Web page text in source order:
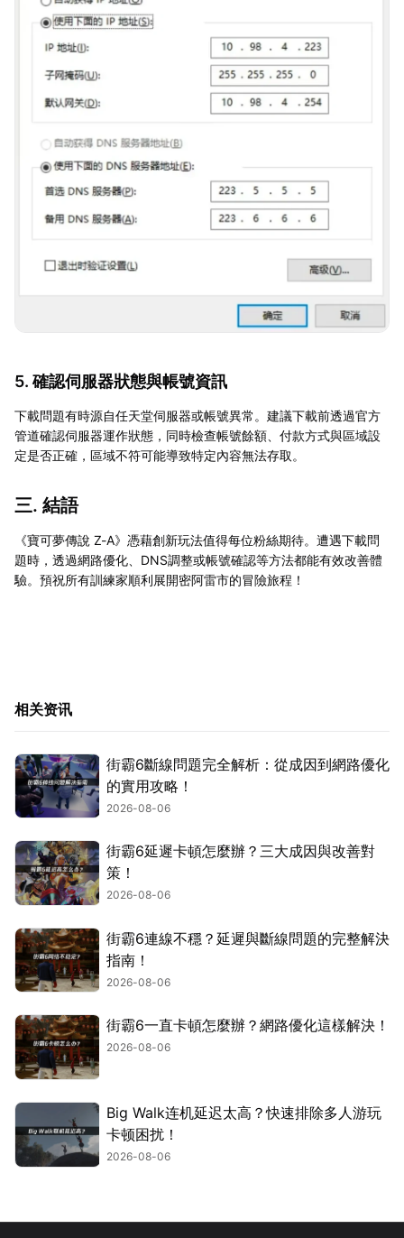
5. 確認伺服器狀態與帳號資訊
下載問題有時源自任天堂伺服器或帳號異常。建議下載前透過官方
管道確認伺服器運作狀態，同時檢查帳號餘額、付款方式與區域設
定是否正確，區域不符可能導致特定內容無法存取。
三. 結語
《寶可夢傳說 Z-A》憑藉創新玩法值得每位粉絲期待。遭遇下載問
題時，透過網路優化、DNS調整或帳號確認等方法都能有效改善體
驗。預祝所有訓練家順利展開密阿雷市的冒險旅程！
相关资讯
街霸6斷線問題完全解析：從成因到網路優化
的實用攻略！
2026-08-06
街霸6延遲卡頓怎麼辦？三大成因與改善對
策！
2026-08-06
街霸6連線不穩？延遲與斷線問題的完整解決
指南！
2026-08-06
街霸6一直卡頓怎麼辦？網路優化這樣解決！
2026-08-06
Big Walk连机延迟太高？快速排除多人游玩
卡顿困扰！
2026-08-06